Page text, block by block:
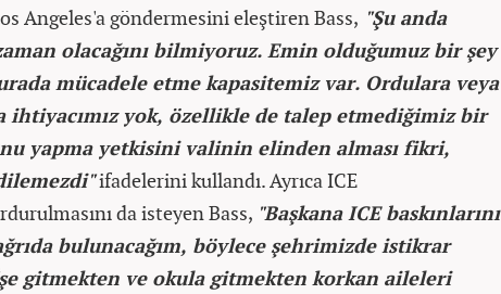
Angeles'a göndermesini eleştiren Bass, "Şu anda
olacağını bilmiyoruz. Emin olduğumuz bir şey
mücadele etme kapasitemiz var. Ordulara veya
ihtiyacımız yok, özellikle de talep etmediğimiz bir
yapma yetkisini valinin elinden alması fikri,
ifadelerini kullandı. Ayrıca ICE
da isteyen Bass, "Başkana ICE baskınlarını
bulunacağım, böylece şehrimizde istikrar
gitmekten ve okula gitmekten korkan aileleri